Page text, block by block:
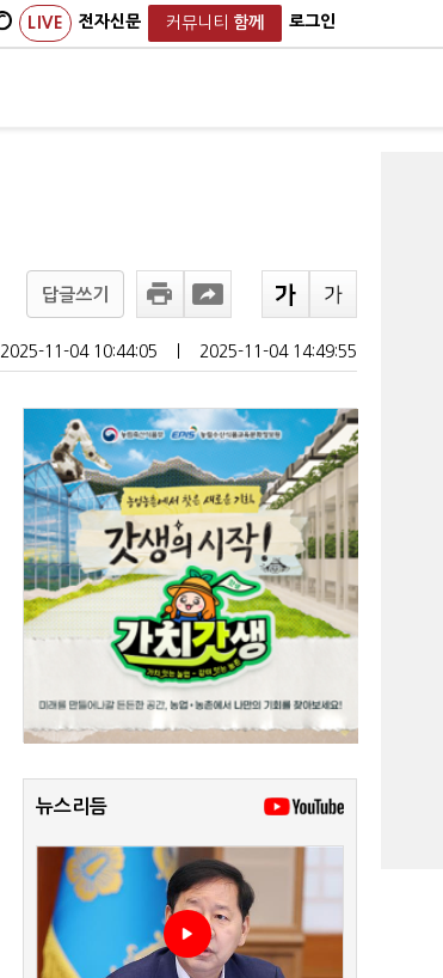
LIVE 전자신문 커뮤니티 함께 로그인
답글쓰기
2025-11-04 10:44:05 2025-11-04 14:49:55
뉴스리듬